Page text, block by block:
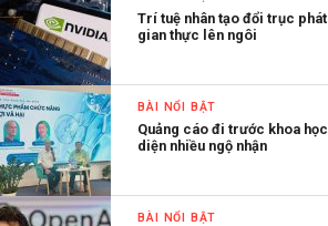
Trí tuệ nhân tạo đổi trục
gian thực lên ngôi
BÀI NỔI BẬT
Quảng cáo đi trước khoa
diện nhiều ngộ nhận
BÀI NỔI BẬT